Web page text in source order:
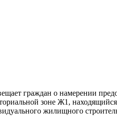
граждан о намерении
зоне Ж1,
жилищного